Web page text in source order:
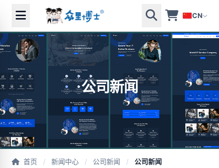
CN
公司新闻
首页 / 新闻中心 / 公司新闻 / 公司新闻